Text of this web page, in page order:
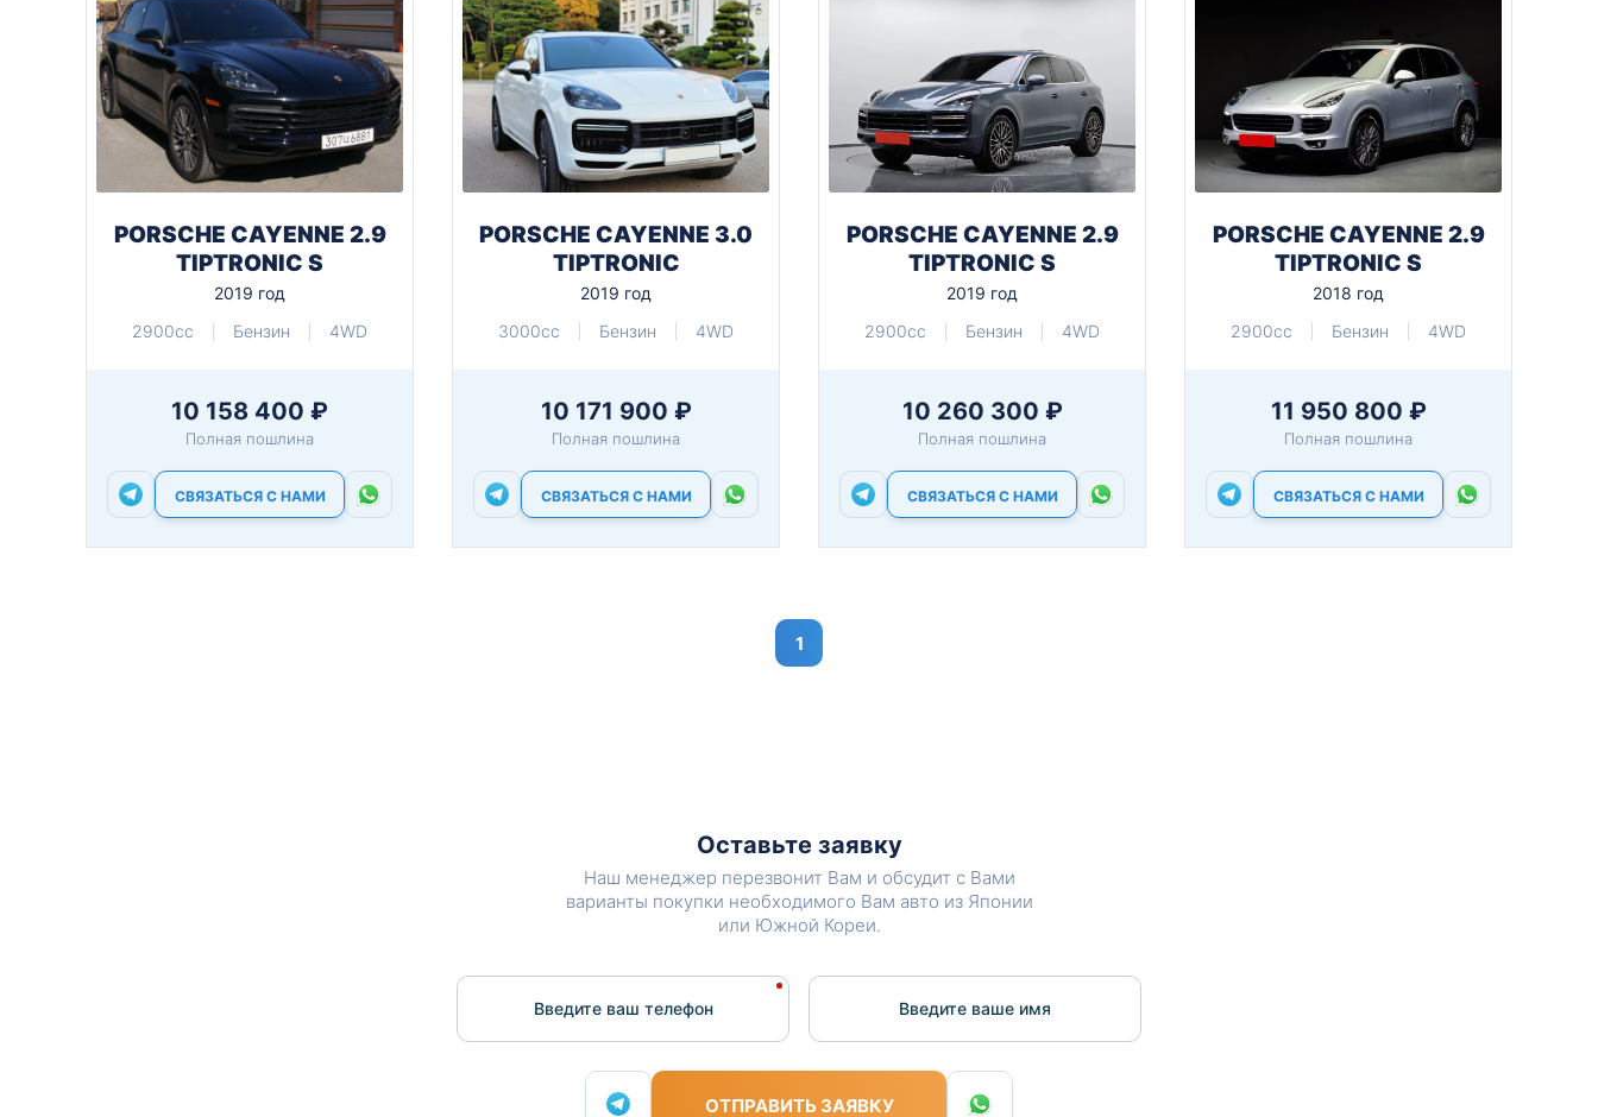
PORSCHE CAYENNE 2.9
TIPTRONIC S
2019 год
2900cc
Бензин 4WD
10 158 400 ₽
Полная пошлина
СВЯЗАТЬСЯ С НАМИ
PORSCHE CAYENNE 3.0
TIPTRONIC
2019 год
3000cc
Бензин 4WD
10 171 900 ₽
Полная пошлина
СВЯЗАТЬСЯ С НАМИ
PORSCHE CAYENNE 2.9
TIPTRONIC S
2019 год
2900cc
Бензин 4WD
10 260 300 ₽
Полная пошлина
СВЯЗАТЬСЯ С НАМИ
PORSCHE CAYENNE 2.9
TIPTRONIC S
2018 год
2900cc
Бензин 4WD
11 950 800 ₽
Полная пошлина
СВЯЗАТЬСЯ С НАМИ
1
Оставьте заявку
Наш менеджер перезвонит Вам и обсудит с Вами
варианты покупки необходимого Вам авто из Японии
или Южной Кореи.
Введите ваш телефон Введите вашe имя
ОТПРАВИТЬ ЗАЯВКУ